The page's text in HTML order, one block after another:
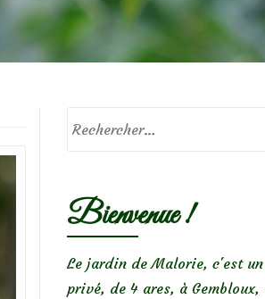
Bienvenue !
Le jardin de Malorie, c'est
privé, de 4 ares, à Gembloux,